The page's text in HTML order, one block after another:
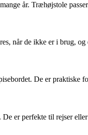
år. Træhøjstole
når de ikke er i brug, og
De er praktiske
er perfekte til rejser